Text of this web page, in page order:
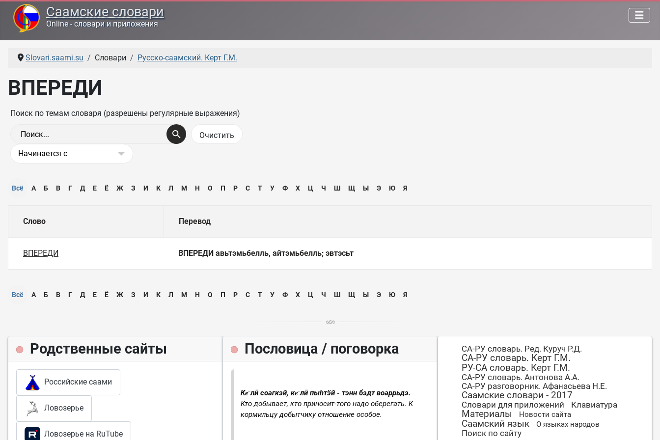
Саамские словари
Online - словари и приложения
Slovari.saami.su Словари Русско-саамский. Керт Г.М.
ВПЕРЕДИ
Поиск по темам словаря (разрешены регулярные выражения)
Всё А Б В Г Д Е Ё Ж З И К Л М Н О П Р С Т У Ф Х Ц Ч Ш Щ Ы Э Ю Я
Слово Перевод
ВПЕРЕДИ ВПЕРЕДИ авьтэмьбелль, айтэмьбелль; эвтэсьт
Всё А Б В Г Д Е Ё Ж З И К Л М Н О П Р С Т У Ф Х Ц Ч Ш Щ Ы Э Ю Я
Родственные сайты
Российские саами
Ловозерье
Ловозерье на RuTube
Пословица / поговорка
Ке̄ лӣ соагкэй, ке̄ лӣ пыһтӭй - тэнн бэдт воаррьдэ.
Кто добывает, кто приносит-того надо оберегать.К
кормильцу добытчику отношение особое.
СА-РУ словарь. Ред. Куруч Р.Д.
СА-РУ словарь. Керт Г.М.
РУ-СА словарь. Керт Г.М.
СА-РУ словарь. Антонова А.А.
СА-РУ разговорник. Афанасьева Н.Е.
Саамские словари - 2017
Словари для приложений Клавиатура
Материалы Новости сайта
Саамский язык О языках народов
Поиск по сайту